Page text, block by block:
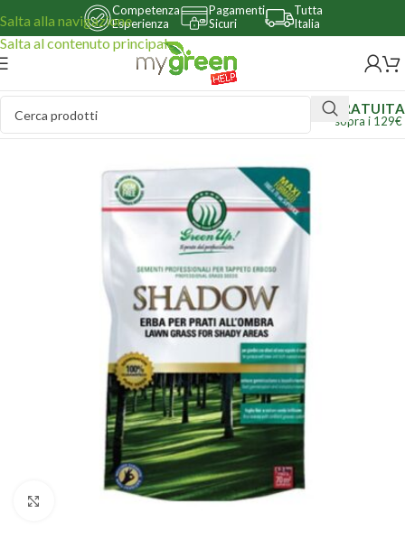
Salta alla navigazione
Salta al contenuto principale
Competenza
Esperienza
Pagamenti
Sicuri
Tutta
Italia
GRATUITA
sopra i 129€
Clicca per ingrandire